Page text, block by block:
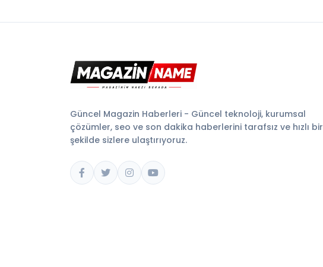
Güncel Magazin Haberleri - Güncel teknoloji, kurumsal
çözümler, seo ve son dakika haberlerini tarafsız ve hızlı bir
şekilde sizlere ulaştırıyoruz.